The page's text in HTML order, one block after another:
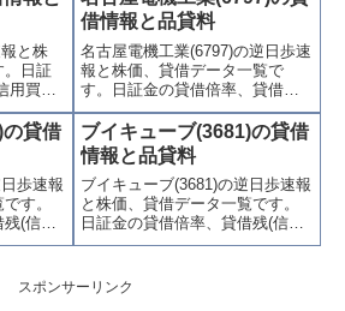
り関
かり
いま
制(注意喚起・申込停止)など、空
売り関連情報を集計し、図解で
わかりやすくまとめて掲載して
います。
と株
。日証
用買
日
制(注意
売り関
かり
いま
借情報と品貸料
名古屋電機工業(6797)の逆日歩速
報と株価、貸借データ一覧で
す。日証金の貸借倍率、貸借残
(信用買残、信用売残)、品貸料
(逆日歩)、東証の週末残高、規制
(注意喚起・申込停止)など、空売
り関連情報を集計し、図解でわ
かりやすくまとめて掲載してい
ます。
の貸借
歩速報
す。
残(信用
(逆日
売り関
かり
ブイキューブ(3681)の貸借
情報と品貸料
ブイキューブ(3681)の逆日歩速報
と株価、貸借データ一覧です。
日証金の貸借倍率、貸借残(信用
買残、信用売残)、品貸料(逆日
喚起・申込停止)など、空売り関
連情報を集計し、図解でわかり
スポンサーリンク